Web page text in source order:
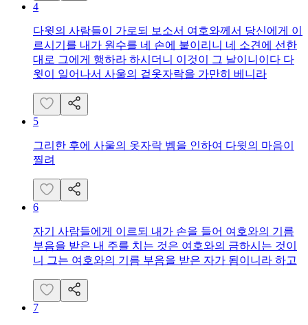
4
다윗의 사람들이 가로되 보소서 여호와께서 당신에게 이
르시기를 내가 원수를 네 손에 붙이리니 네 소견에 선한
대로 그에게 행하라 하시더니 이것이 그 날이니이다 다
윗이 일어나서 사울의 겉옷자락을 가만히 베니라
5
그리한 후에 사울의 옷자락 벰을 인하여 다윗의 마음이
찔려
6
자기 사람들에게 이르되 내가 손을 들어 여호와의 기름
부음을 받은 내 주를 치는 것은 여호와의 금하시는 것이
니 그는 여호와의 기름 부음을 받은 자가 됨이니라 하고
7